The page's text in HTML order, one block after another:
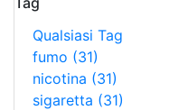
Qualsiasi Tag
fumo (31)
nicotina (31)
sigaretta (31)